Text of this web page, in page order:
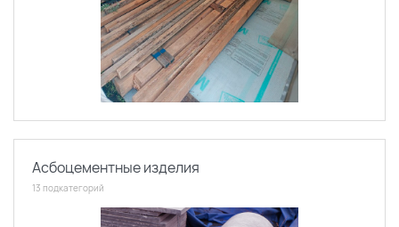
Асбоцементные изделия
13 подкатегорий